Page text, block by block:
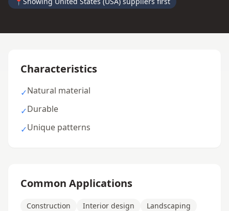
Characteristics
✓Natural material
✓Durable
✓Unique patterns
Common Applications
Construction Interior design Landscaping